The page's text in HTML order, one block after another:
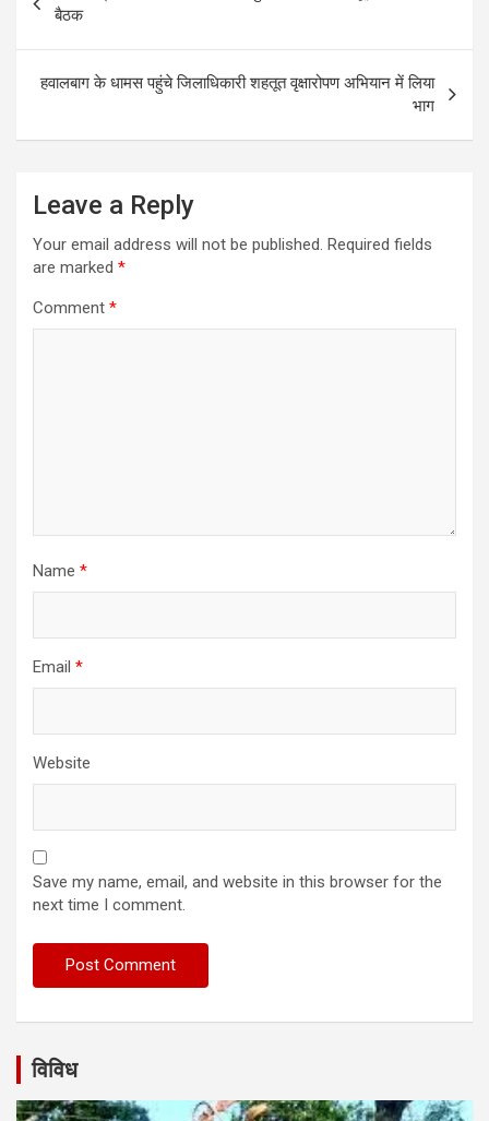
navigation
बैठक
हवालबाग के धामस पहुंचे जिलाधिकारी शहतूत वृक्षारोपण अभियान में लिया
भाग
Leave a Reply
Your email address will not be published. Required fields
are marked *
Comment *
Name *
Email *
Website
Save my name, email, and website in this browser for the
next time I comment.
विविध